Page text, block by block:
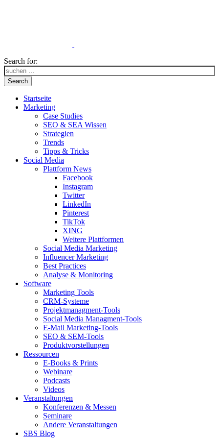
Search for:
Search
Startseite
Marketing
Case Studies
SEO & SEA Wissen
Strategien
Trends
Tipps & Tricks
Social Media
Plattform News
Facebook
Instagram
Twitter
LinkedIn
Pinterest
TikTok
XING
Weitere Plattformen
Social Media Marketing
Influencer Marketing
Best Practices
Analyse & Monitoring
Software
Marketing Tools
CRM-Systeme
Projektmanagment-Tools
Social Media Managment-Tools
E-Mail Marketing-Tools
SEO & SEM-Tools
Produktvorstellungen
Ressourcen
E-Books & Prints
Webinare
Podcasts
Videos
Veranstaltungen
Konferenzen & Messen
Seminare
Andere Veranstaltungen
SBS Blog